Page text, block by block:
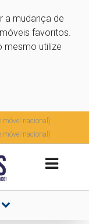
a mudança de
favoritos.
mesmo utilize
móvel nacional)
móvel nacional)